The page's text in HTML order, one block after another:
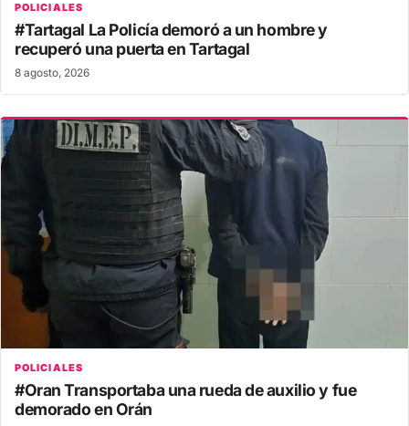
POLICIALES
#Tartagal La Policía demoró a un hombre y
recuperó una puerta en Tartagal
8 agosto, 2026
POLICIALES
#Oran Transportaba una rueda de auxilio y fue
demorado en Orán